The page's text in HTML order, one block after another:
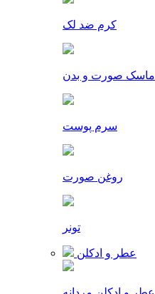
کرم ضد لک
ماسک صورت و بدن
سرم پوست
روغن صورت
تونر
عطر و ادکلن